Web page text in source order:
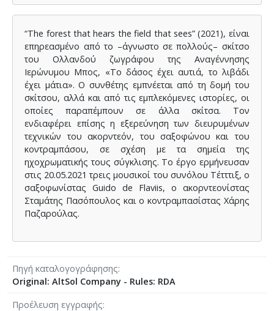
“The forest that hears the field that sees” (2021), είναι
επηρεασμένο από το –άγνωστο σε πολλούς– σκίτσο
του Ολλανδού ζωγράφου της Αναγέννησης
Ιερώνυμου Μπος, «Το δάσος έχει αυτιά, το λιβάδι
έχει μάτια». Ο συνθέτης εμπνέεται από τη δομή του
σκίτσου, αλλά και από τις εμπλεκόμενες ιστορίες, οι
οποίες παραπέμπουν σε άλλα σκίτσα. Τον
ενδιαφέρει επίσης η εξερεύνηση των διευρυμένων
τεχνικών του ακορντεόν, του σαξοφώνου και του
κοντραμπάσου, σε σχέση με τα σημεία της
ηχοχρωματικής τους σύγκλισης. Το έργο ερμήνευσαν
στις 20.05.2021 τρεις μουσικοί του συνόλου Τέτττιξ, ο
σαξοφωνίστας Guido de Flaviis, ο ακορντεονίστας
Σταμάτης Πασόπουλος και ο κοντραμπασίστας Χάρης
Παζαρούλας.
Πηγή καταλογογράφησης
Original: AltSol Company - Rules: RDA
Προέλευση εγγραφής